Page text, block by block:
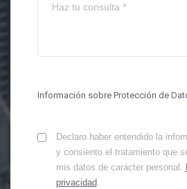
Información sobre Protección de
Declaro haber entendido la
y consiento el tratamiento que
mis datos de carácter personal.
privacidad.